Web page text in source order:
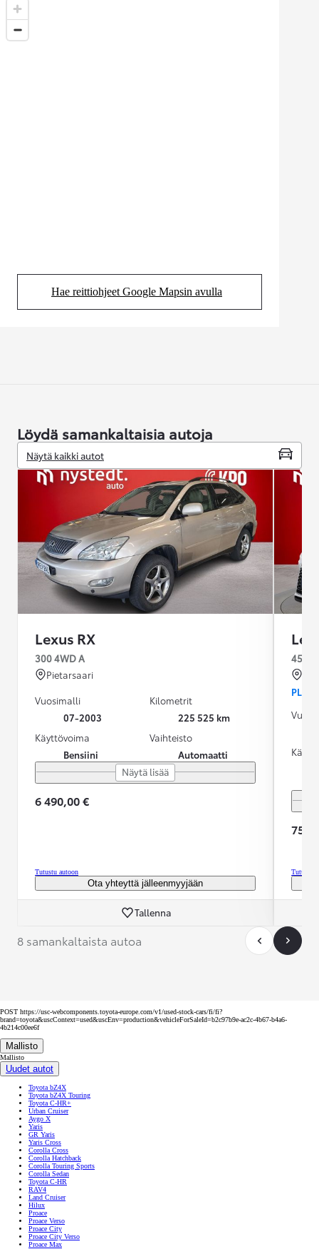
Hae reittiohjeet Google Mapsin avulla
(Aukeaa uudessa välilehdessä)
Löydä samankaltaisia autoja
Näytä kaikki autot
Lexus RX
300 4WD A
Pietarsaari
Vuosimalli
07-2003
Kilometrit
225 525 km
Käyttövoima
Bensiini
Vaihteisto
Automaatti
Näytä lisää
6 490,00 €
Tutustu autoon
Ota yhteyttä jälleenmyyjään
Tallenna
75
Tutustu
8 samankaltaista autoa
POST https://usc-webcomponents.toyota-europe.com/v1/used-stock-cars/fi/fi?
brand=toyota&uscContext=used&uscEnv=production&vehicleForSaleId=b2c97b9e-ac2c-4b67-b4a6-
4b214c00ee6f
Mallisto
Mallisto
Uudet autot
Toyota bZ4X
Toyota bZ4X Touring
Toyota C-HR+
Urban Cruiser
Aygo X
Yaris
GR Yaris
Yaris Cross
Corolla Cross
Corolla Hatchback
Corolla Touring Sports
Corolla Sedan
Toyota C-HR
RAV4
Land Cruiser
Hilux
Proace
Proace Verso
Proace City
Proace City Verso
Proace Max